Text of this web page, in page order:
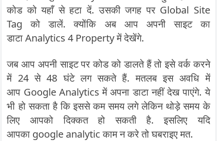
कोड को यहाँ से हटा दें. उसकी जगह पर Global Site
Tag को डालें. क्योंकि अब आप अपनी साइट का
डाटा Analytics 4 Property में देखेंगे.
जब आप अपनी साइट पर कोड को डालते हैं तो इसे वर्क करने
में 24 से 48 घंटे लग सकते हैं. मतलब इस अवधि में
आप Google Analytics में अपना डाटा नहीं देख पाएंगे. ये
भी हो सकता है कि इससे कम समय लगे लेकिन थोड़े समय के
लिए आपको दिक्कत हो सकती है. इसलिए यदि
आपका google analytic काम न करे तो घबराइए मत.